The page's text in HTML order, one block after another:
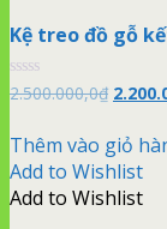
Kệ treo đồ gỗ
Được
xếp
0
5
sao
2.500.000,0₫ Giá
là:
Thêm vào giỏ
Add to Wishlist
Add to Wishlist